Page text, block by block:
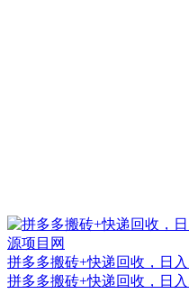
拼多多搬砖+快递回收，日
拼多多搬砖+快递回收，日